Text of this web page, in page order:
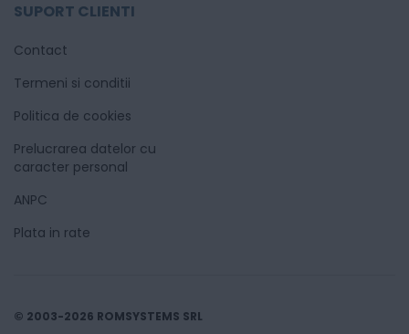
SUPORT CLIENTI
Contact
Termeni si conditii
Politica de cookies
Prelucrarea datelor cu
caracter personal
ANPC
Plata in rate
© 2003-2026 ROMSYSTEMS SRL